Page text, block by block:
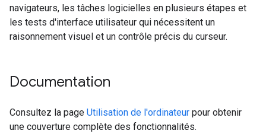
navigateurs, les tâches logicielles en plusieurs étapes et
les tests d'interface utilisateur qui nécessitent un
raisonnement visuel et un contrôle précis du curseur.
Documentation
Consultez la page Utilisation de l'ordinateur pour obtenir
une couverture complète des fonctionnalités.